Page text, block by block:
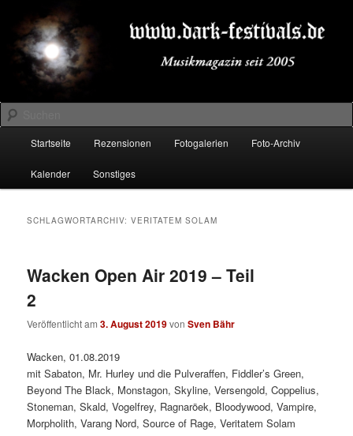
primären
Inhalt
springen
sekundären
Inhalt
springenDARK-FESTIVALS.DE
Suchen
Startseite Rezensionen Fotogalerien Foto-Archiv
Kalender Sonstiges
SCHLAGWORTARCHIV:VERITATEM SOLAM
Wacken Open Air 2019 – Teil
2
Veröffentlicht am3. August 2019vonSven Bähr
Wacken, 01.08.2019
mit Sabaton, Mr. Hurley und die Pulveraffen, Fiddler’s Green,
Beyond The Black, Monstagon, Skyline, Versengold, Coppelius,
Stoneman, Skald, Vogelfrey, Ragnaröek, Bloodywood, Vampire,
Morpholith, Varang Nord, Source of Rage, Veritatem Solam